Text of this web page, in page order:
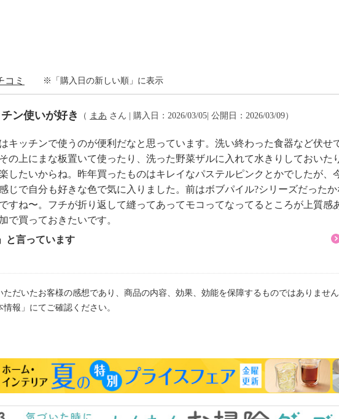
コミ ※「購入日の新しい順」に表示
ン使いが好き （ まあ さん | 購入日：2026/03/05| 公開日：2026/03/09）
キッチンで使うのが便利だなと思っています。洗い終わった食器など伏せ
の上にまな板置いて使ったり、洗った野菜ザルに入れて水きりしておいた
したいからね。昨年買ったものはキレイなパステルピンクとかでしたが、
じで自分も好きな色で気に入りました。前はボブパイル?シリーズだった
すね〜。フチが折り返して縫ってあってモコってなってるところが上質
で買っておきたいです。
と言っています
ただいたお客様の感想であり、商品の内容、効果、効能を保障するものではありませ
報」にてご確認ください。